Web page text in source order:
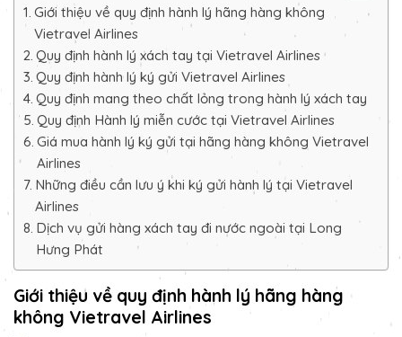
Giới thiệu về quy định hành lý hãng hàng không
Vietravel Airlines
Quy định hành lý xách tay tại Vietravel Airlines
Quy định hành lý ký gửi Vietravel Airlines
Quy định mang theo chất lỏng trong hành lý xách tay
Quy định Hành lý miễn cước tại Vietravel Airlines
Giá mua hành lý ký gửi tại hãng hàng không Vietravel
Airlines
Những điều cần lưu ý khi ký gửi hành lý tại Vietravel
Airlines
Dịch vụ gửi hàng xách tay đi nước ngoài tại Long
Hưng Phát
Giới thiệu về quy định hành lý hãng hàng
không Vietravel Airlines